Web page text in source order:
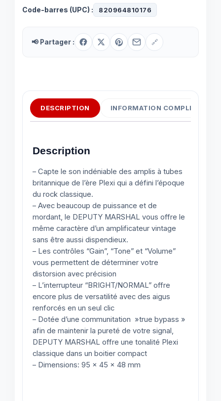
Code-barres (UPC) : 820964810176
📢 Partager : 🔗
DESCRIPTION INFORMATION
Description
– Capte le son indéniable des amplis à tubes
britannique de l’ère Plexi qui a défini l’époque
du rock classique.
– Avec beaucoup de puissance et de
mordant, le DEPUTY MARSHAL vous offre le
même caractère d’un amplificateur vintage
sans être aussi dispendieux.
– Les contrôles “Gain”, “Tone” et “Volume”
vous permettent de déterminer votre
distorsion avec précision
– L’interrupteur “BRIGHT/NORMAL” offre
encore plus de versatilité avec des aigus
renforcés en un seul clic
– Dotée d’une communitation »true bypass »
afin de maintenir la pureté de votre signal,
DEPUTY MARSHAL offre une tonalité Plexi
classique dans un boitier compact
– Dimensions: 95 x 45 x 48 mm